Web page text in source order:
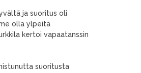
ja suoritus oli
olla ylpeitä
kertoi vapaatanssin
suoritusta